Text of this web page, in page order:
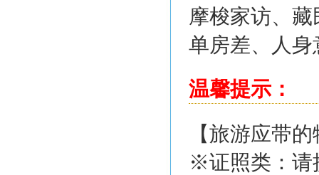
摩梭家访、
单房差、人
温馨提示：
【旅游应带
※证照类：请